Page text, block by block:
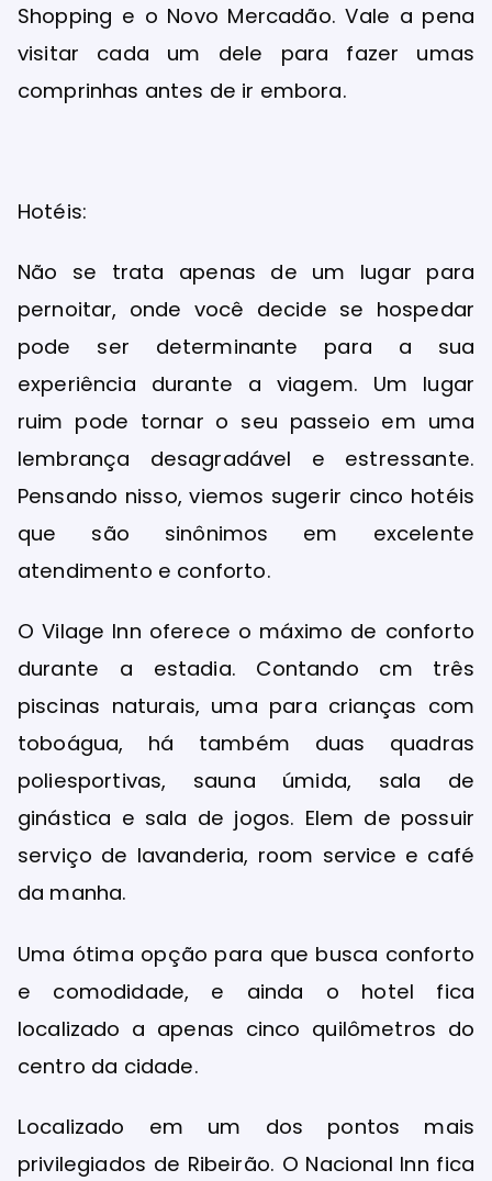
Shopping e o Novo Mercadão. Vale a pena
visitar cada um dele para fazer umas
comprinhas antes de ir embora.
Hotéis:
Não se trata apenas de um lugar para
pernoitar, onde você decide se hospedar
pode ser determinante para a sua
experiência durante a viagem. Um lugar
ruim pode tornar o seu passeio em uma
lembrança desagradável e estressante.
Pensando nisso, viemos sugerir cinco hotéis
que são sinônimos em excelente
atendimento e conforto.
O Vilage Inn oferece o máximo de conforto
durante a estadia. Contando cm três
piscinas naturais, uma para crianças com
toboágua, há também duas quadras
poliesportivas, sauna úmida, sala de
ginástica e sala de jogos. Elem de possuir
serviço de lavanderia, room service e café
da manha.
Uma ótima opção para que busca conforto
e comodidade, e ainda o hotel fica
localizado a apenas cinco quilômetros do
centro da cidade.
Localizado em um dos pontos mais
privilegiados de Ribeirão. O Nacional Inn fica